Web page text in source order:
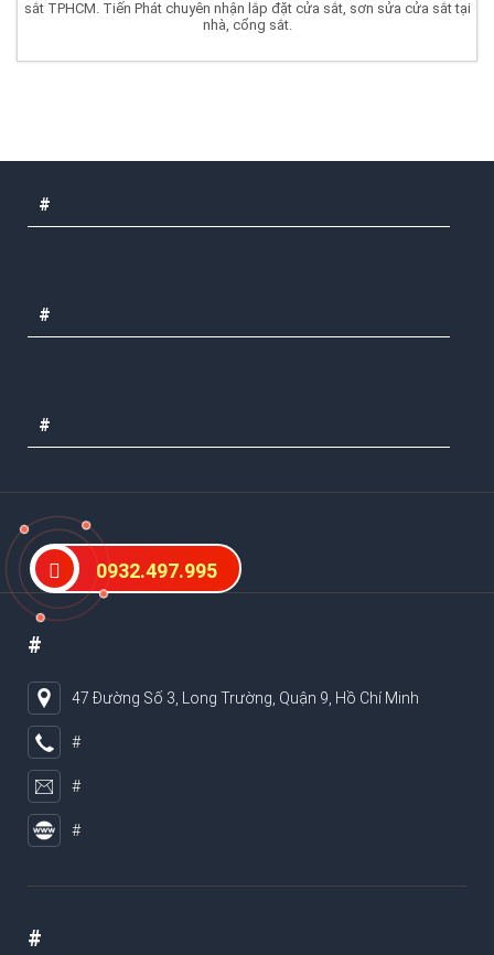
sắt TPHCM. Tiến Phát chuyên nhận lắp đặt cửa sắt, sơn sửa cửa sắt tại
nhà, cổng sắt.
#
#
#
#
47 Đường Số 3, Long Trường, Quận 9, Hồ Chí Minh
#
#
#
#
0932.497.995